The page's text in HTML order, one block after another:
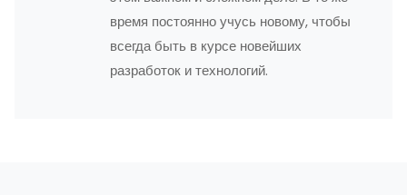
время постоянно учусь новому, чтобы
всегда быть в курсе новейших
разработок и технологий.